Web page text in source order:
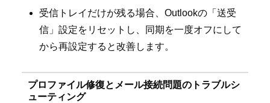
受信トレイだけが残る場合、Outlookの「送受
信」設定をリセットし、同期を一度オフにして
から再設定すると改善します。
プロファイル修復とメール接続問題のトラブルシ
ューティング